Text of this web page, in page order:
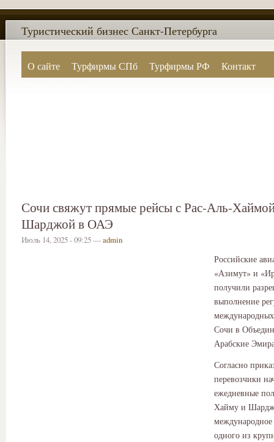
О сайте Турфирмы СПб Турфирмы РФ
Контакт
Туристический бизнес Санкт-Петербурга
Сочи свяжут прямые рейсы с Рас-Аль-
Шарджой в ОАЭ
Июль 14, 2025 - 09:25 —admin
Российские
«Азимут» и
получили
выполнение
Сочи в
Арабские
Согласно
перевозчики
ежедневные
Хайму и
одного из